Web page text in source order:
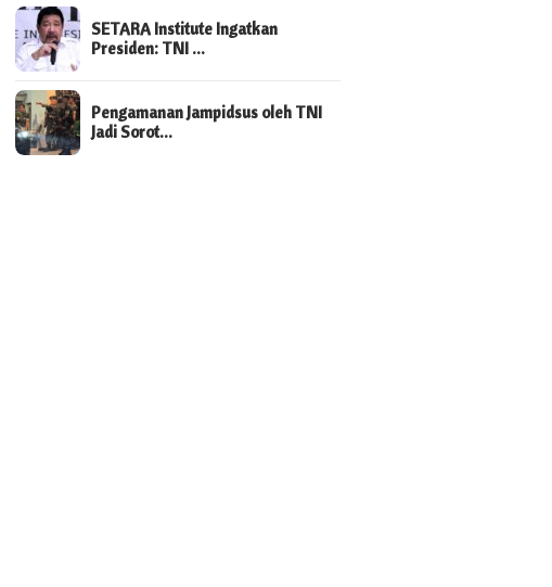
SETARA Institute Ingatkan
Presiden: TNI …
Pengamanan Jampidsus oleh TNI
Jadi Sorot…